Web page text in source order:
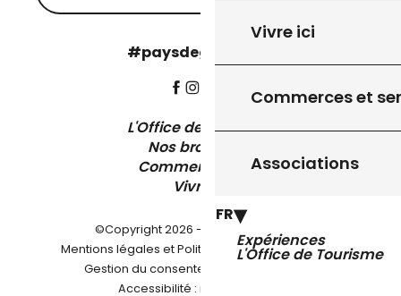
Vivre ici
Commerces et
Associations
FR
Expériences
L'Office de Tourisme
#paysdegourdon !
L'Office de Tourisme
Nos brochures
Comment venir ?
Vivre ici
©Copyright 2026 - Pays de Gourdon
Mentions légales et Politique de confidentialité-
Gestion du consentement
Accessibilité : non conforme